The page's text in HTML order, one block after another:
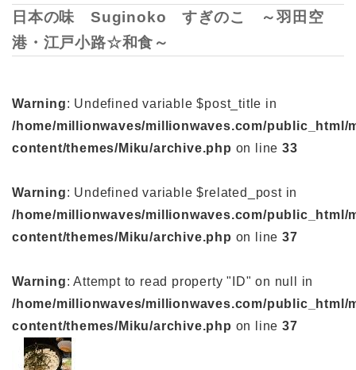
日本の味 Suginoko すぎのこ ～羽田空
港・江戸小路☆和食～
Warning: Undefined variable $post_title in
/home/millionwaves/millionwaves.com/public_html/
content/themes/Miku/archive.php on line33
Warning: Undefined variable $related_post in
/home/millionwaves/millionwaves.com/public_html/
content/themes/Miku/archive.php on line37
Warning: Attempt to read property "ID" on null in
/home/millionwaves/millionwaves.com/public_html/
content/themes/Miku/archive.php on line37